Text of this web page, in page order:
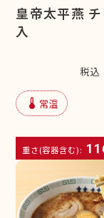
皇帝太平燕
入
税込
device_thermostat 常温
重さ(容器含む):